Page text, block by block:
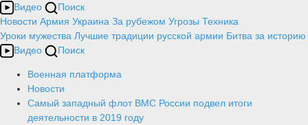
Видео
Поиск
Новости Армия Украина За рубежом Угрозы Техника
Уроки мужества Лучшие традиции русской армии Битва за историю
Видео
Поиск
Военная платформа
Новости
Самый западный флот ВМС России подвел итоги
деятельности в 2019 году